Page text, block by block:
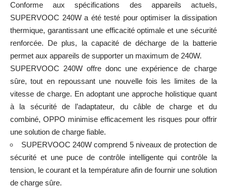
Conforme aux spécifications des appareils actuels,
SUPERVOOC 240W a été testé pour optimiser la dissipation
thermique, garantissant une efficacité optimale et une sécurité
renforcée. De plus, la capacité de décharge de la batterie
permet aux appareils de supporter un maximum de 240W.
SUPERVOOC 240W offre donc une expérience de charge
sûre, tout en repoussant une nouvelle fois les limites de la
vitesse de charge. En adoptant une approche holistique quant
à la sécurité de l’adaptateur, du câble de charge et du
combiné, OPPO minimise efficacement les risques pour offrir
une solution de charge fiable.
SUPERVOOC 240W comprend 5 niveaux de protection de
sécurité et une puce de contrôle intelligente qui contrôle la
tension, le courant et la température afin de fournir une solution
de charge sûre.